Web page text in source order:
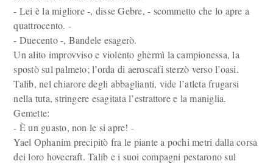
- Lei è la migliore -, disse Gebre, - scommetto che lo apre a
quattrocento. -
- Duecento -, Bandele esagerò.
Un alito improvviso e violento ghermì la campionessa, la
spostò sul palmeto; l’orda di aeroscafi sterzò verso l’oasi.
Talib, nel chiarore degli abbaglianti, vide l’atleta frugarsi
nella tuta, stringere esagitata l’estrattore e la maniglia.
Gemette:
- È un guasto, non le si apre! -
Yael Ophanim precipitò fra le piante a pochi metri dalla corsa
dei loro hovecraft. Talib e i suoi compagni pestarono sul